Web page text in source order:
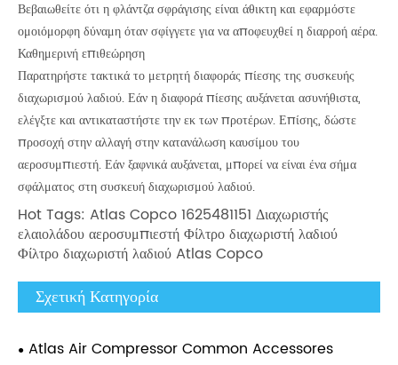
Βεβαιωθείτε ότι η φλάντζα σφράγισης είναι άθικτη και εφαρμόστε
ομοιόμορφη δύναμη όταν σφίγγετε για να αποφευχθεί η διαρροή αέρα.
Καθημερινή επιθεώρηση
Παρατηρήστε τακτικά το μετρητή διαφοράς πίεσης της συσκευής
διαχωρισμού λαδιού. Εάν η διαφορά πίεσης αυξάνεται ασυνήθιστα,
ελέγξτε και αντικαταστήστε την εκ των προτέρων. Επίσης, δώστε
προσοχή στην αλλαγή στην κατανάλωση καυσίμου του
αεροσυμπιεστή. Εάν ξαφνικά αυξάνεται, μπορεί να είναι ένα σήμα
σφάλματος στη συσκευή διαχωρισμού λαδιού.
Hot Tags: Atlas Copco 1625481151 Διαχωριστής
ελαιολάδου αεροσυμπιεστή Φίλτρο διαχωριστή λαδιού
Φίλτρο διαχωριστή λαδιού Atlas Copco
Σχετική Κατηγορία
Atlas Air Compressor Common Accessores